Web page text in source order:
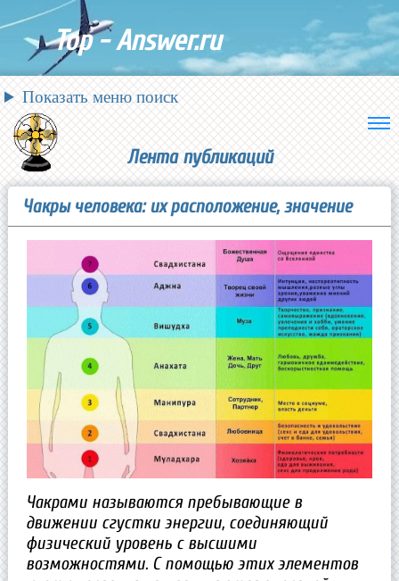
Top - Answer.ru
Показать меню поиск
Лента публикаций
Чакры человека: их расположение, значение
Чакрами называются пребывающие в
движении сгустки энергии, соединяющий
физический уровень с высшими
возможностями. С помощью этих элементов